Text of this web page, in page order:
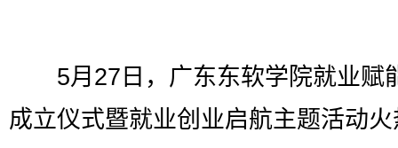
5月27日，广东东软学院就业赋
成立仪式暨就业创业启航主题活动